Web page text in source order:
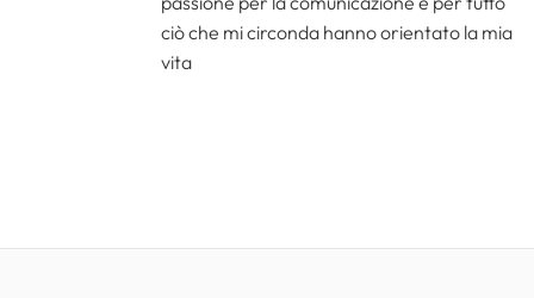
ciò che mi circonda hanno orientato la mia
vita